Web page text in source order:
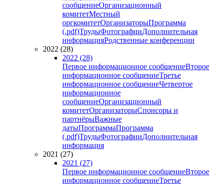
сообщениеОрганизационный
комитетМестный
оргкомитетОрганизаторыПрограмма
(.pdf)ТрудыФотографииДополнительная
информацияРодственные конференции
2022 (28)
2022 (28)
Первое информационное сообщениеВторое
информационное сообщениеТретье
информационное сообщениеЧетвертое
информационное
сообщениеОрганизационный
комитетОрганизаторыСпонсоры и
партнёрыВажные
датыПрограммаПрограмма
(.pdf)ТрудыФотографииДополнительная
информация
2021 (27)
2021 (27)
Первое информационное сообщениеВторое
информационное сообщениеТретье